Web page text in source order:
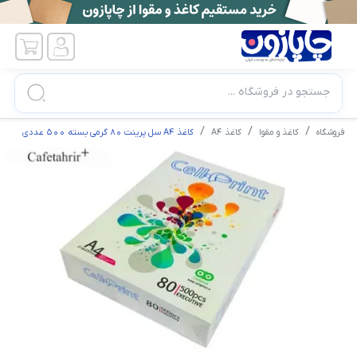
جستجو در فروشگاه ...
فروشگاه کاغذ و مقوا کاغذ A4 کاغذ A4 سل پرینت 80 گرمی بسته 500 عددی